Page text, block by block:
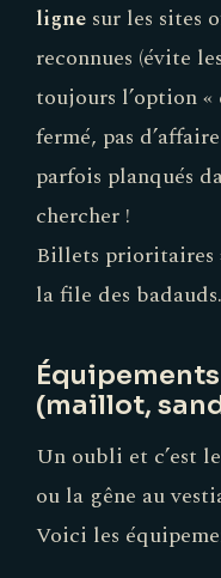
ligne sur les sites
reconnues (évite
toujours l’option
fermé, pas
parfois planqués
chercher !
Billets prioritaires
la file des badauds.
(maillot,
Un oubli et c’est
ou la gêne au
Voici les